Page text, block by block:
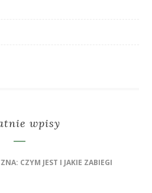
wpisy
CZYM JEST I JAKIE ZABIEGI